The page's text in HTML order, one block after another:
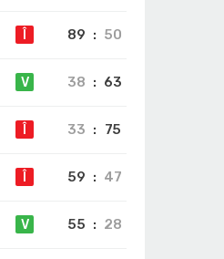
89 : 50
V 38 : 63
33 : 75
59 : 47
V 55 : 28